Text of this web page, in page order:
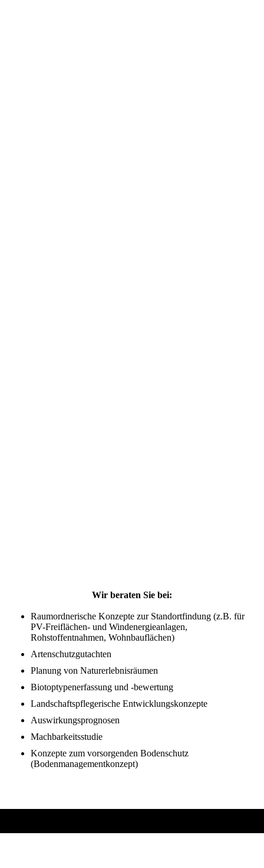
Wir beraten Sie bei:
Raumordnerische Konzepte zur Standortfindung (z.B. für
PV-Freiflächen- und Windenergieanlagen,
Rohstoffentnahmen, Wohnbauflächen)
Artenschutzgutachten
Planung von Naturerlebnisräumen
Biotoptypenerfassung und -bewertung
Landschaftspflegerische Entwicklungskonzepte
Auswirkungsprognosen
Machbarkeitsstudie
Konzepte zum vorsorgenden Bodenschutz
(Bodenmanagementkonzept)